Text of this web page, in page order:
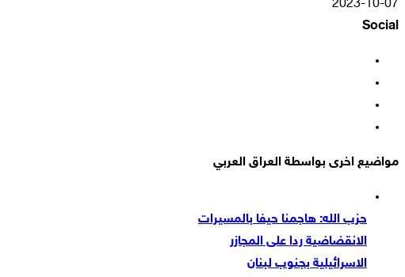
2023-10-07
Social
مواضيع اخرى بواسطة العراق العربي
حزب الله: هاجمنا حيفا بالمسيرات
الانقضاضية ردا على المجازر
الاسرائيلية بجنوب لبنان